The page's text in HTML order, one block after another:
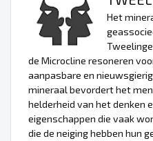
Het
de Microcline resoneren
aanpasbare en
mineraal bevordert het
helderheid van het denken
eigenschappen die vaak
die de neiging hebben hun